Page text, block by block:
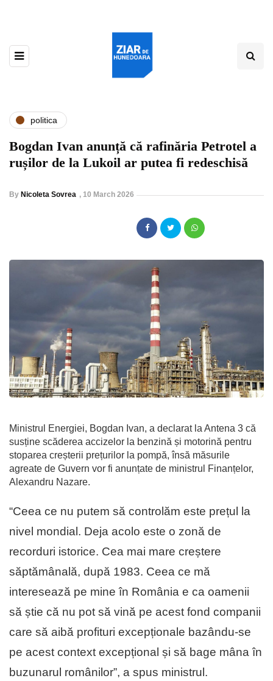
politica
Bogdan Ivan anunță că rafinăria Petrotel a
rușilor de la Lukoil ar putea fi redeschisă
By Nicoleta Sovrea , 10 March 2026
Ministrul Energiei, Bogdan Ivan, a declarat la Antena 3 că
susține scăderea accizelor la benzină și motorină pentru
stoparea creșterii prețurilor la pompă, însă măsurile
agreate de Guvern vor fi anunțate de ministrul Finanțelor,
Alexandru Nazare.
“Ceea ce nu putem să controlăm este prețul la
nivel mondial. Deja acolo este o zonă de
recorduri istorice. Cea mai mare creștere
săptămânală, după 1983. Ceea ce mă
interesează pe mine în România e ca oamenii
să știe că nu pot să vină pe acest fond companii
care să aibă profituri excepționale bazându-se
pe acest context excepțional și să bage mâna în
buzunarul românilor”, a spus ministrul.